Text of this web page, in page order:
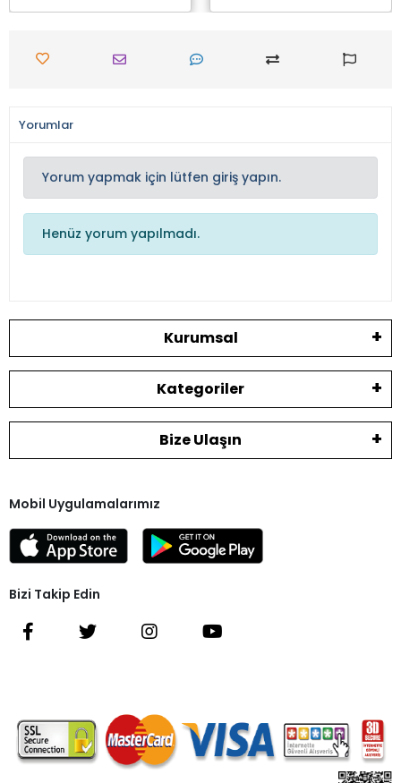
Yorumlar
Yorum yapmak için lütfen giriş yapın.
Henüz yorum yapılmadı.
Kurumsal
Kategoriler
Bize Ulaşın
Mobil Uygulamalarımız
Bizi Takip Edin